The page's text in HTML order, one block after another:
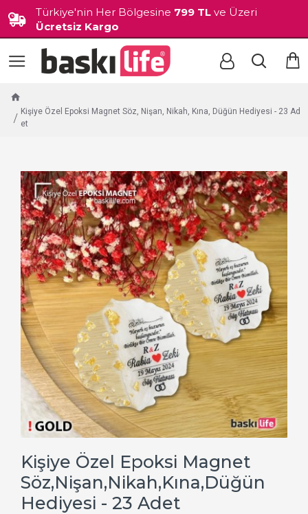
Türkiye'nin Her Bölgesine 799 TL ve Üzeri
Ücretsiz Kargo
Kişiye Özel Epoksi Magnet Söz, Nişan, Nikah, Kına, Düğün Hediyesi - 23 Ad
et
Kişiye Özel Epoksi Magnet
Söz,Nişan,Nikah,Kına,Düğün
Hediyesi - 23 Adet